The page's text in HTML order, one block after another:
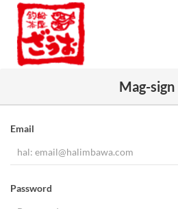
Mag-sign
Email
Password